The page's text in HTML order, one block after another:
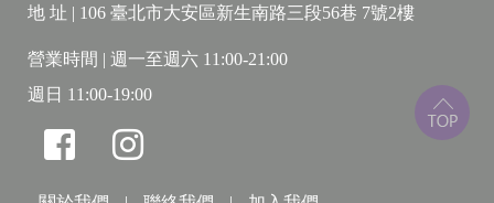
地 址 | 106 臺北市大安區新生南路三段56巷 7號2樓
營業時間 | 週一至週六 11:00-21:00
週日 11:00-19:00